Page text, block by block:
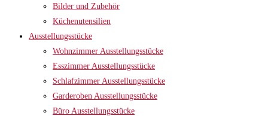
Bilder und Zubehör
Küchenutensilien
Ausstellungsstücke
Wohnzimmer Ausstellungsstücke
Esszimmer Ausstellungsstücke
Schlafzimmer Ausstellungsstücke
Garderoben Ausstellungsstücke
Büro Ausstellungsstücke